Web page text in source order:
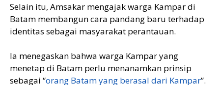
Selain itu, Amsakar mengajak warga Kampar di
Batam membangun cara pandang baru terhadap
identitas sebagai masyarakat perantauan.
Ia menegaskan bahwa warga Kampar yang
menetap di Batam perlu menanamkan prinsip
sebagai “orang Batam yang berasal dari Kampar”.